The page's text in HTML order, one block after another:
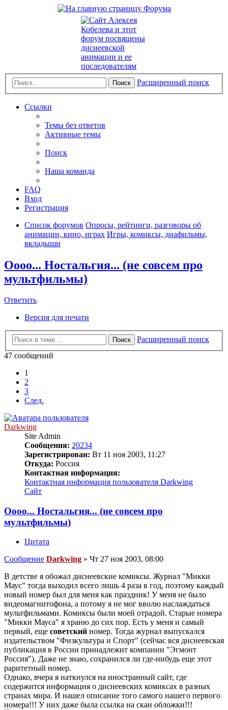
Поиск Расширенный поиск
Ссылки
Темы без ответов
Активные темы
Поиск
Наша команда
FAQ
Вход
Регистрация
Список форумов Опросы, рейтинги, разговоры об
анимации, кино, играх Игры, комиксы, диафильмы,
вкладыши
Оооо... Ностальгия... (не совсем про
мультфильмы)
Ответить
Версия для печати
Поиск
Расширенный поиск
47 сообщений
1
2
3
След.
Darkwing
Site Admin
Сообщения: 20234
Зарегистрирован: Вт 11 ноя 2003, 11:27
Откуда: Россия
Контактная информация:
Контактная информация пользователя Darkwing
Сайт
Оооо... Ностальгия... (не совсем про
мультфильмы)
Цитата
Сообщение Darkwing » Чт 27 ноя 2003, 08:00
В детстве я обожал диснеевские комиксы. Журнал "Микки
Маус" тогда выходил всего лишь 4 раза в год, поэтому каждый
новый номер был для меня как праздник! У меня не было
видеомагнитофона, а потому я не мог вволю наслаждаться
мультфильмами. Комиксы были моей отрадой. Старые номера
"Микки Мауса" я храню до сих пор. Есть у меня и самый
первый, еще советский номер. Тогда журнал выпускался
издательством "Физкультура и Спорт" (сейчас вся диснеевская
публикация в России принадлежит компании "Эгмонт
Россия"). Даже не знаю, сохранился ли где-нибудь еще этот
раритетный номер.
Однако, вчера я наткнулся на иностранный сайт, где
содержится информация о диснеевских комиксах в разных
странах мира. И нашел описание того самого нашего первого
номера!!! У них даже была ссылка на скан обложки!!!